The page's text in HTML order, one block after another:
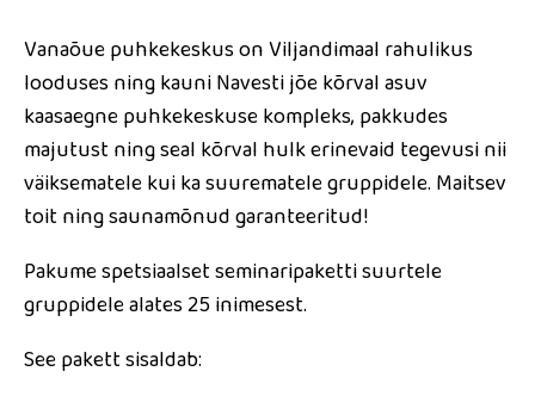
Vanaõue puhkekeskus on Viljandimaal rahulikus
looduses ning kauni Navesti jõe kõrval asuv
kaasaegne puhkekeskuse kompleks, pakkudes
majutust ning seal kõrval hulk erinevaid tegevusi nii
väiksematele kui ka suurematele gruppidele. Maitsev
toit ning saunamõnud garanteeritud!
Pakume spetsiaalset seminaripaketti suurtele
gruppidele alates 25 inimesest.
See pakett sisaldab: